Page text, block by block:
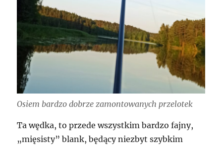
Osiem bardzo dobrze zamontowanych przelotek
Ta wędka, to przede wszystkim bardzo fajny,
„mięsisty” blank, będący niezbyt szybkim